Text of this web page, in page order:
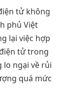
tử không
phủ Việt
lại việc hợp
tử trong
lo ngại về rủi
quá mức